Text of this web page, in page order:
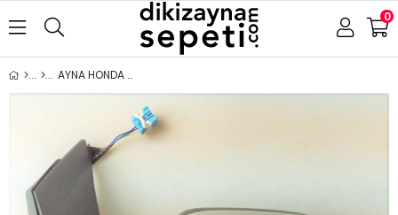
0
AYNA HONDA CİTY 2009- ELEKTRİKLİ ASTARLI SOL